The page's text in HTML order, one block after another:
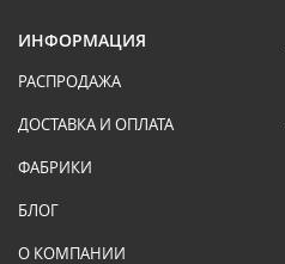
ИНФОРМАЦИЯ
РАСПРОДАЖА
ДОСТАВКА И ОПЛАТА
ФАБРИКИ
БЛОГ
О КОМПАНИИ